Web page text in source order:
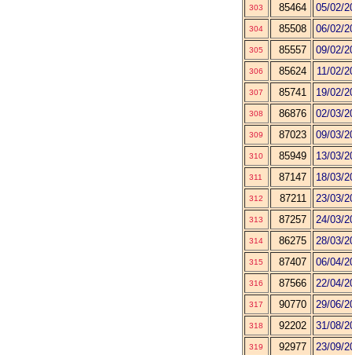
303 85464 05/02/
304 85508 06/02/
305 85557 09/02/
306 85624 11/02/
307 85741 19/02/
308 86876 02/03/
309 87023 09/03/
310 85949 13/03/
311 87147 18/03/
312 87211 23/03/
313 87257 24/03/
314 86275 28/03/
315 87407 06/04/
316 87566 22/04/
317 90770 29/06/
318 92202 31/08/
319 92977 23/09/